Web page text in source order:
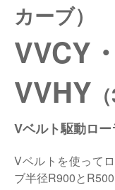
ピッキングシステム
保管システム
パレタイズ・デパ
バンニング・デ
バーチカル装置
事業所一覧
オークラグループ
事業紹介
沿革
オークラの取組み
生産終了品
物流用語集
オークラ育英財団
プライバシーポ
サイトポリシー
カーブ）
VVCY
VVHY
Vベルト駆動ロ
Vベルトを使って
ブ半径R900と